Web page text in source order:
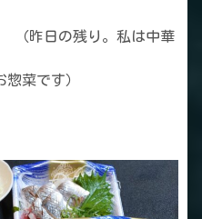
昨日の残り。私は中華
菜です）